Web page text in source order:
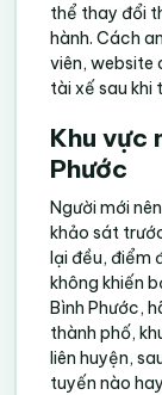
thể thay đổi
hành. Cách
viên, website
tài xế sau khi
Khu vực
Phước
Người mới
khảo sát
lại đều, điểm
không khiến
Bình Phước,
thành phố,
liên huyện,
tuyến nào